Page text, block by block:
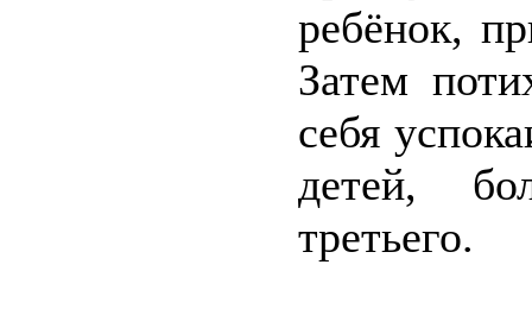
ребёнок,
Затем
себя
детей,
третьего.